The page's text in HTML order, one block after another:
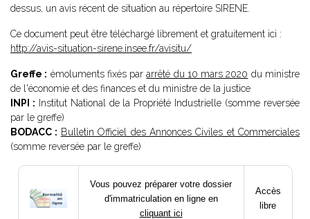
dessus, un avis récent de situation au répertoire SIRENE.
Ce document peut être téléchargé librement et gratuitement ici :
http://avis-situation-sirene.insee.fr/avisitu/
Greffe : émoluments fixés pararrêté du 10 mars 2020 du ministre
de l'économie et des finances et du ministre de la justice
INPI : Institut National de la Propriété Industrielle (somme reversée
par le greffe)
BODACC : Bulletin Officiel des Annonces Civiles et Commerciales
(somme reversée par le greffe)
Vous pouvez préparer votre dossier
d'immatriculation en ligne en
cliquant ici
Accès
libre